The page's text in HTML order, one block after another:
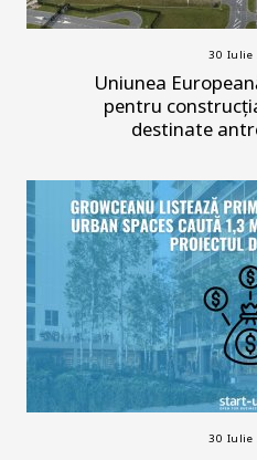
30 Iulie
Uniunea
pentru
destinate
30 Iulie